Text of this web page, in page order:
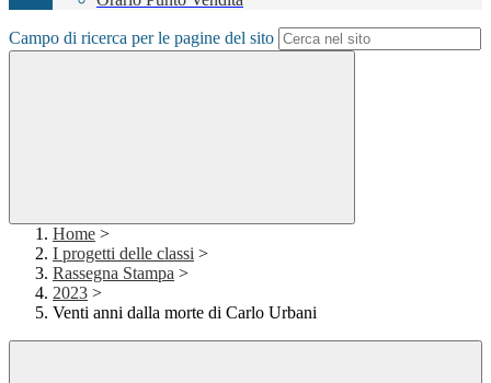
Campo di ricerca per le pagine del sito
Home >
I progetti delle classi >
Rassegna Stampa >
2023 >
Venti anni dalla morte di Carlo Urbani